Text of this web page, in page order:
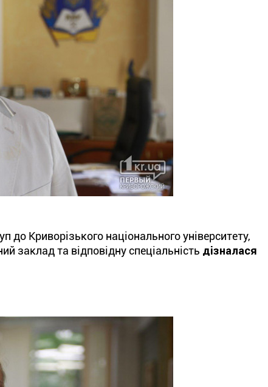
до Криворізького національного університету,
заклад та відповідну спеціальність дізналася